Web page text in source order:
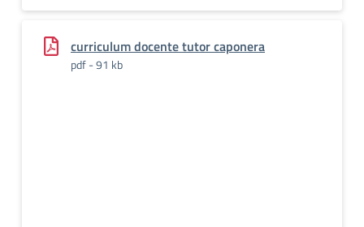
curriculum docente tutor caponera
pdf - 91 kb